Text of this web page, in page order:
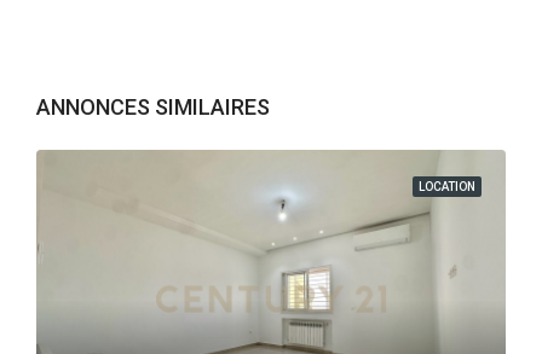
ANNONCES SIMILAIRES
LOCATION